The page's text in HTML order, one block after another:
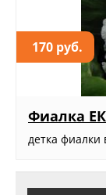
170 руб.
Фиалка
детка фиалки